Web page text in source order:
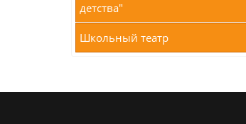
детства"
Школьный театр